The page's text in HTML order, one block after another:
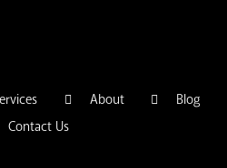
About
Blog
Contact Us